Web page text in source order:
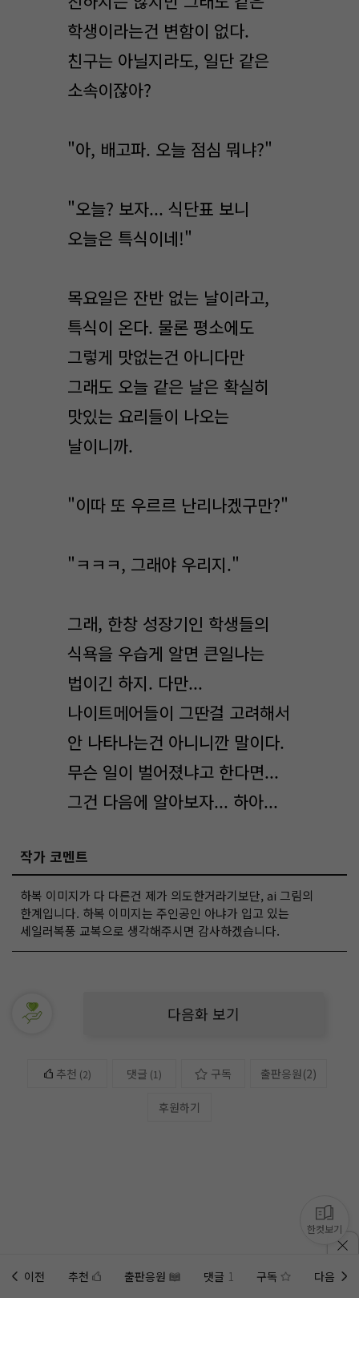
학생이라는건 변함이 없다.
친구는 아닐지라도, 일단 같은
소속이잖아?
"아, 배고파. 오늘 점심 뭐냐?"
"오늘? 보자... 식단표 보니
오늘은 특식이네!"
목요일은 잔반 없는 날이라고,
특식이 온다. 물론 평소에도
그렇게 맛없는건 아니다만
그래도 오늘 같은 날은 확실히
맛있는 요리들이 나오는
날이니까.
"이따 또 우르르 난리나겠구만?"
"ㅋㅋㅋ, 그래야 우리지."
그래, 한창 성장기인 학생들의
식욕을 우습게 알면 큰일나는
법이긴 하지. 다만...
나이트메어들이 그딴걸 고려해서
안 나타나는건 아니니깐 말이다.
무슨 일이 벌어졌냐고 한다면...
그건 다음에 알아보자... 하아...
작가 코멘트
하복 이미지가 다 다른건 제가 의도한거라기보단, ai 그림의
한계입니다. 하복 이미지는 주인공인 아냐가 입고 있는
세일러복풍 교복으로 생각해주시면 감사하겠습니다.
다음화 보기
추천 (2) 댓글 (1) 구독 출판응원(2)
후원하기
이전 추천 출판응원 댓글 1 구독 다음
한컷보기
홈에미노벨 웹추가하기 미노벨 앱설치하기